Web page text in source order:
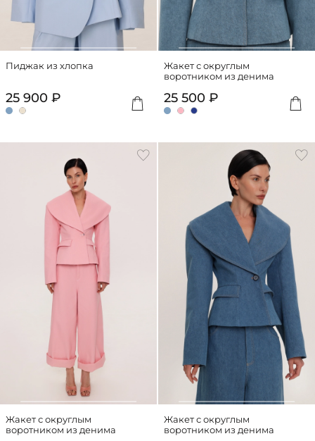
Пиджак из хлопка
25 900 ₽
Жакет с округлым
воротником из денима
25 500 ₽
Жакет с округлым
воротником из денима
Жакет с округлым
воротником из денима